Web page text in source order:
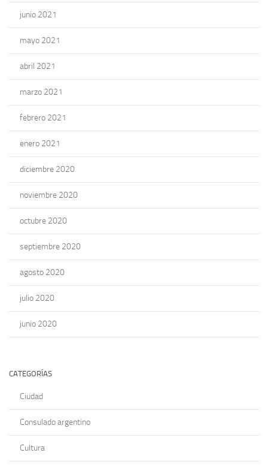
junio 2021
mayo 2021
abril 2021
marzo 2021
febrero 2021
enero 2021
diciembre 2020
noviembre 2020
octubre 2020
septiembre 2020
agosto 2020
julio 2020
junio 2020
CATEGORÍAS
Ciudad
Consulado argentino
Cultura